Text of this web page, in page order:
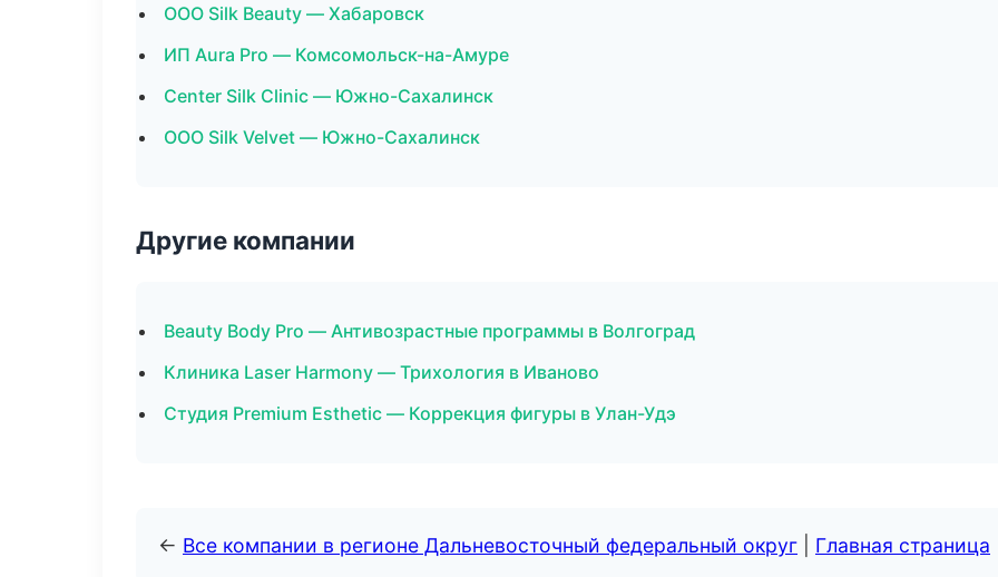
ООО Silk Beauty — Хабаровск
ИП Aura Pro — Комсомольск-на-Амуре
Center Silk Clinic — Южно-Сахалинск
ООО Silk Velvet — Южно-Сахалинск
Другие компании
Beauty Body Pro — Антивозрастные программы в Волгоград
Клиника Laser Harmony — Трихология в Иваново
Студия Premium Esthetic — Коррекция фигуры в Улан-Удэ
← Все компании в регионе Дальневосточный федеральный округ Главная страница